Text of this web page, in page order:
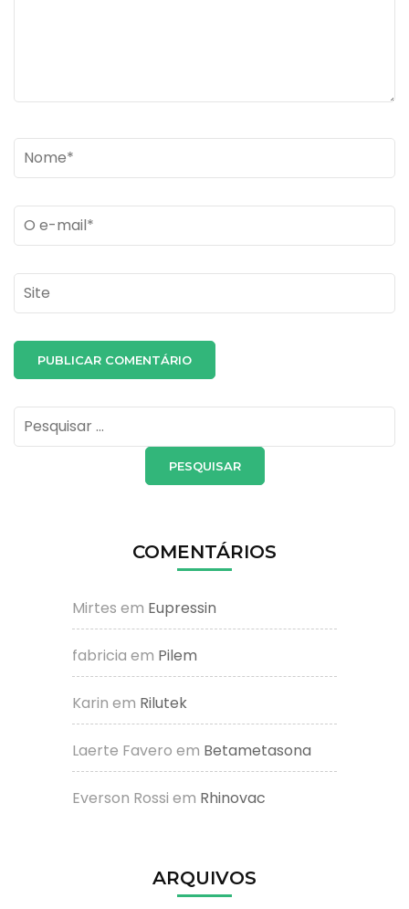
Name*
Email *
Site
Pesquisar
por:
COMENTÁRIOS
Mirtes em Eupressin
fabricia em Pilem
Karin em Rilutek
Laerte Favero em Betametasona
Everson Rossi em Rhinovac
ARQUIVOS